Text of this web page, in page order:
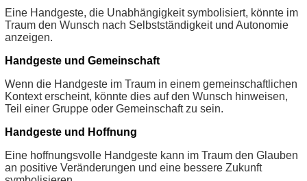
Eine Handgeste, die Unabhängigkeit symbolisiert, könnte im
Traum den Wunsch nach Selbstständigkeit und Autonomie
anzeigen.
Handgeste und Gemeinschaft
Wenn die Handgeste im Traum in einem gemeinschaftlichen
Kontext erscheint, könnte dies auf den Wunsch hinweisen,
Teil einer Gruppe oder Gemeinschaft zu sein.
Handgeste und Hoffnung
Eine hoffnungsvolle Handgeste kann im Traum den Glauben
an positive Veränderungen und eine bessere Zukunft